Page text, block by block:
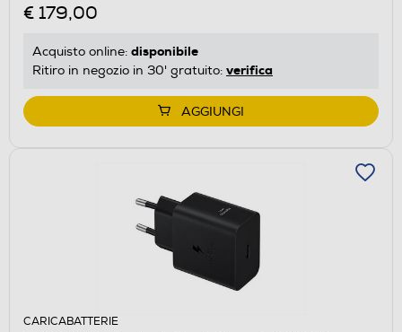
€ 179,00
Acquisto online: disponibile
Ritiro in negozio in 30' gratuito: verifica
AGGIUNGI
CARICABATTERIE